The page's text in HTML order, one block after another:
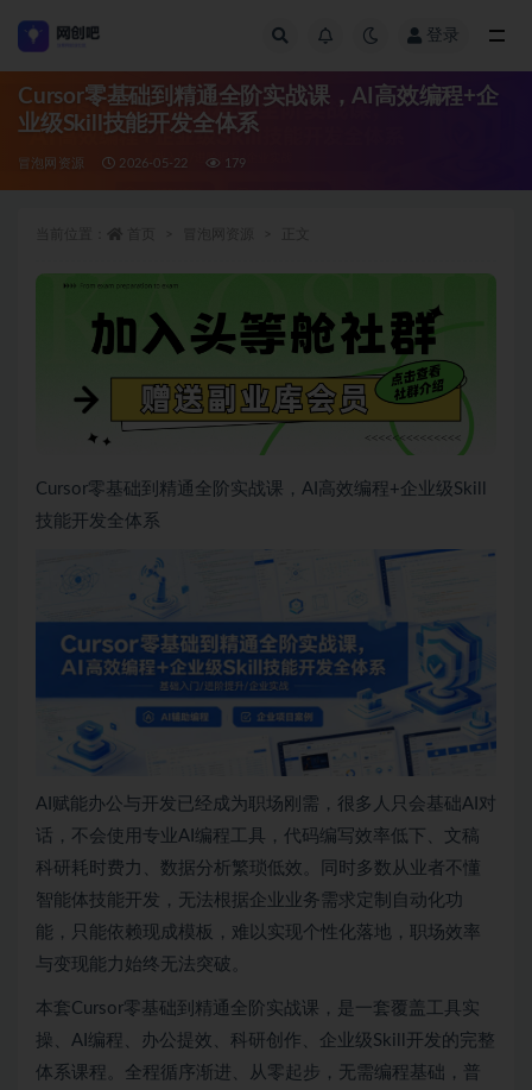
登录
Cursor零基础到精通全阶实战课，AI高效编程+企
业级Skill技能开发全体系
冒泡网资源 2026-05-22 179
Cursor零基础到精通全阶实战课，AI高效编程+企业级Skill
技能开发全体系
AI赋能办公与开发已经成为职场刚需，很多人只会基础AI对
话，不会使用专业AI编程工具，代码编写效率低下、文稿
科研耗时费力、数据分析繁琐低效。同时多数从业者不懂
智能体技能开发，无法根据企业业务需求定制自动化功
能，只能依赖现成模板，难以实现个性化落地，职场效率
与变现能力始终无法突破。
本套Cursor零基础到精通全阶实战课，是一套覆盖工具实
操、AI编程、办公提效、科研创作、企业级Skill开发的完整
体系课程。全程循序渐进、从零起步，无需编程基础，普